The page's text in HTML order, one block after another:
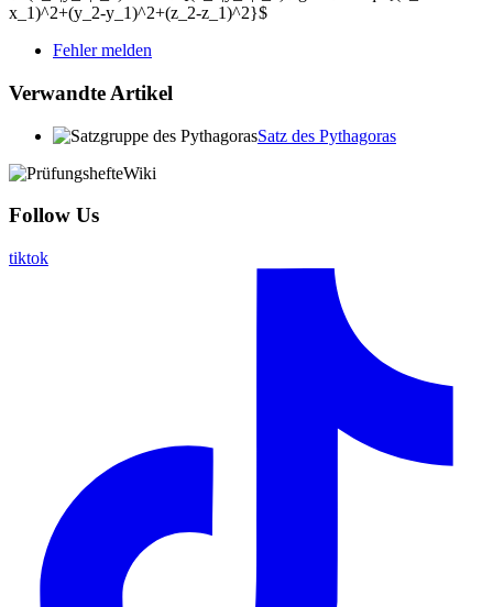
x_1)^2+(y_2-y_1)^2+(z_2-z_1)^2}$
Fehler melden
Verwandte Artikel
Satz des Pythagoras
Follow Us
tiktok